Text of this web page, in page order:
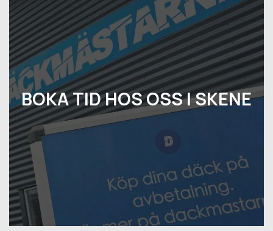
BOKA TID HOS OSS I SKENE